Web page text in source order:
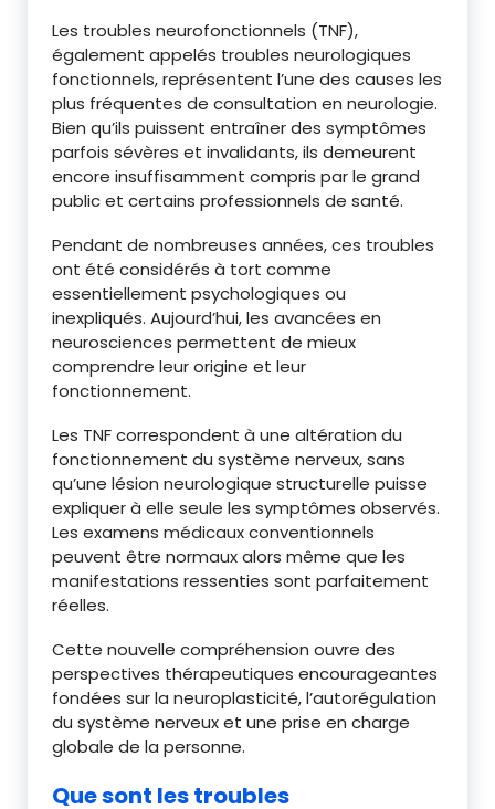
Les troubles neurofonctionnels (TNF),
également appelés troubles neurologiques
fonctionnels, représentent l’une des causes les
plus fréquentes de consultation en neurologie.
Bien qu’ils puissent entraîner des symptômes
parfois sévères et invalidants, ils demeurent
encore insuffisamment compris par le grand
public et certains professionnels de santé.
Pendant de nombreuses années, ces troubles
ont été considérés à tort comme
essentiellement psychologiques ou
inexpliqués. Aujourd’hui, les avancées en
neurosciences permettent de mieux
comprendre leur origine et leur
fonctionnement.
Les TNF correspondent à une altération du
fonctionnement du système nerveux, sans
qu’une lésion neurologique structurelle puisse
expliquer à elle seule les symptômes observés.
Les examens médicaux conventionnels
peuvent être normaux alors même que les
manifestations ressenties sont parfaitement
réelles.
Cette nouvelle compréhension ouvre des
perspectives thérapeutiques encourageantes
fondées sur la neuroplasticité, l’autorégulation
du système nerveux et une prise en charge
globale de la personne.
Que sont les troubles